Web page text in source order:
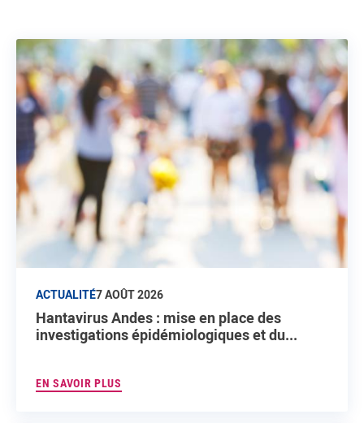
ACTUALITÉ7 AOÛT 2026
Hantavirus Andes : mise en place des
investigations épidémiologiques et du...
EN SAVOIR PLUS